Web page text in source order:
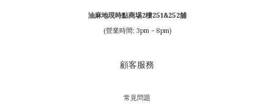
油麻地現時點商埸2樓251&252舖
(營業時間: 3pm - 8pm)
顧客服務
常見問題